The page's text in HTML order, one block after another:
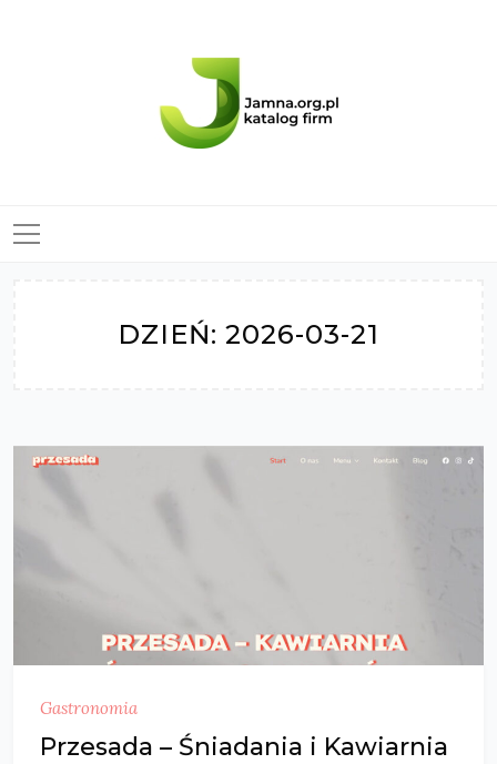
DZIEŃ: 2026-03-21
Gastronomia
Przesada – Śniadania i Kawiarnia